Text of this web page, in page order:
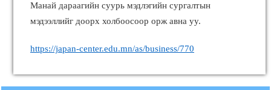
Манай дараагийн суурь мэдлэгийн сургалтын
мэдээллийг доорх холбоосоор орж авна уу.
https://japan-center.edu.mn/as/business/770